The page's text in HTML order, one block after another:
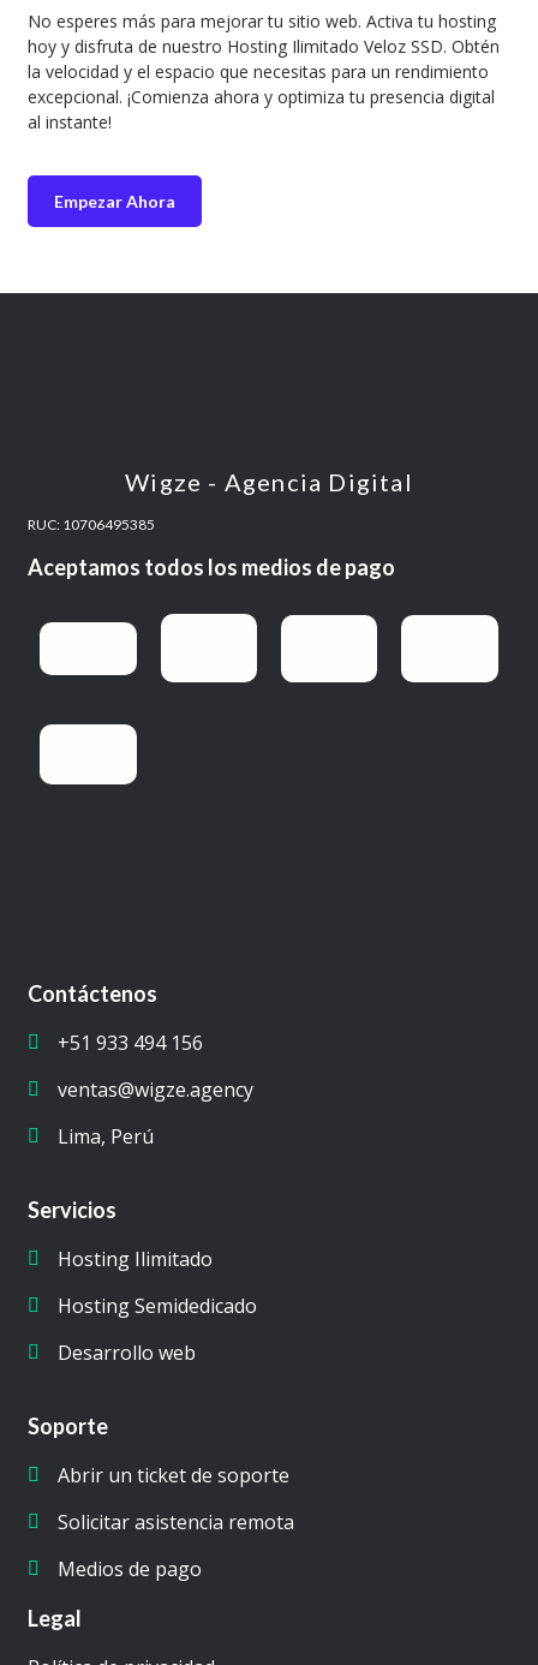
No esperes más para mejorar tu sitio web. Activa tu hosting
hoy y disfruta de nuestro Hosting Ilimitado Veloz SSD. Obtén
la velocidad y el espacio que necesitas para un rendimiento
excepcional. ¡Comienza ahora y optimiza tu presencia digital
al instante!
Empezar Ahora
Wigze - Agencia Digital
RUC: 10706495385
Aceptamos todos los medios de pago
Contáctenos
+51 933 494 156
ventas@wigze.agency
Lima, Perú
Servicios
Hosting Ilimitado
Hosting Semidedicado
Desarrollo web
Soporte
Abrir un ticket de soporte
Solicitar asistencia remota
Medios de pago
Legal